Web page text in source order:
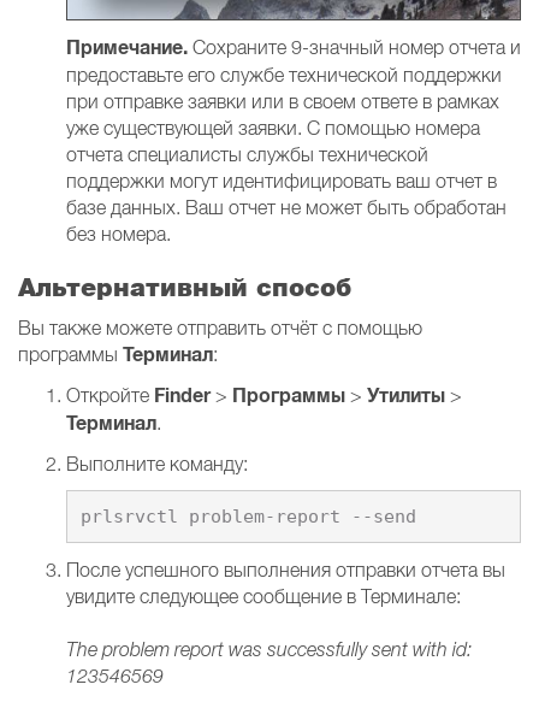
Примечание. Сохраните 9-значный номер отчета и
предоставьте его службе технической поддержки
при отправке заявки или в своем ответе в рамках
уже существующей заявки. С помощью номера
отчета специалисты службы технической
поддержки могут идентифицировать ваш отчет в
базе данных. Ваш отчет не может быть обработан
без номера.
Альтернативный способ
Вы также можете отправить отчёт с помощью
программы Терминал:
Откройте Finder> Программы > Утилиты >
Терминал.
Выполните команду:
После успешного выполнения отправки отчета вы
увидите следующее сообщение в Терминале:
The problem report was successfully sent with id:
123546569